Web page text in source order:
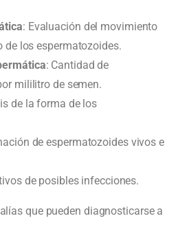
: Evaluación del movimiento
de los espermatozoides.
: Cantidad de
mililitro de semen.
de la forma de los
de espermatozoides vivos e
de posibles infecciones.
que pueden diagnosticarse a